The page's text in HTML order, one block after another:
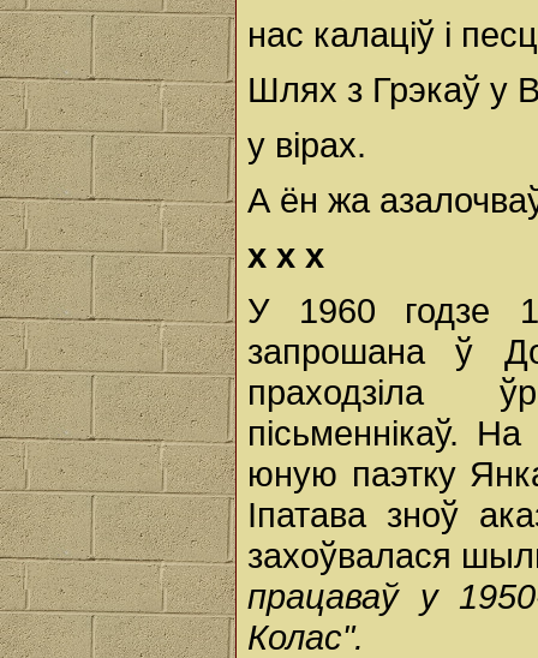
нас калаціў і
Шлях з Грэкаў у
у вірах.
А ён жа
х х х
У 1960 годзе
запрошана ў
праходзіла
пісьменнікаў.
юную паэтку
Іпатава зноў
захоўвалася
працаваў у
Колас".